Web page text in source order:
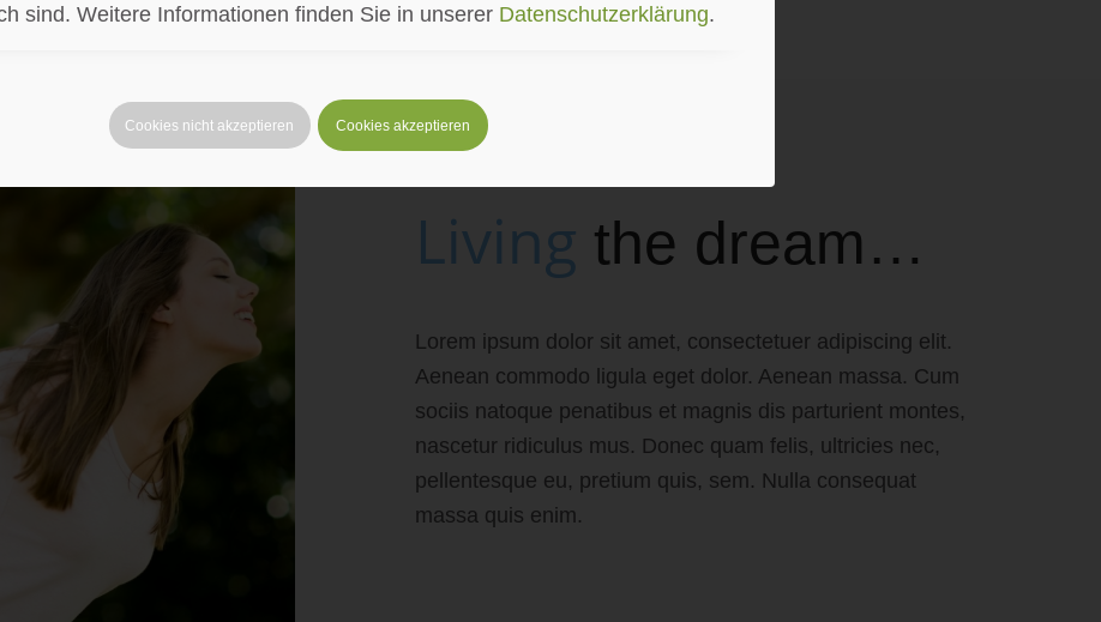
sind. Weitere Informationen finden Sie in unserer Datenschutzerklärung.
Cookies nicht akzeptieren Cookies akzeptieren
Living the dream…
Lorem ipsum dolor sit amet, consectetuer adipiscing elit.
Aenean commodo ligula eget dolor. Aenean massa. Cum
sociis natoque penatibus et magnis dis parturient montes,
nascetur ridiculus mus. Donec quam felis, ultricies nec,
pellentesque eu, pretium quis, sem. Nulla consequat
massa quis enim.